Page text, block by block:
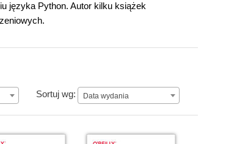
języka Python. Autor kilku książek
Sortuj wg: Data wydania
Data wydania